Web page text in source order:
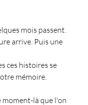
mois passent.
arrive. Puis une
ces histoires se
mémoire.
moment-là que l'on